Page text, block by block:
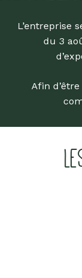
L’entreprise
du 3
Afin